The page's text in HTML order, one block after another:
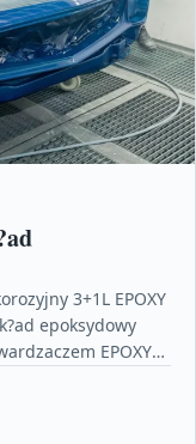
3+1L EPOXY
epoksydowy
EPOXY